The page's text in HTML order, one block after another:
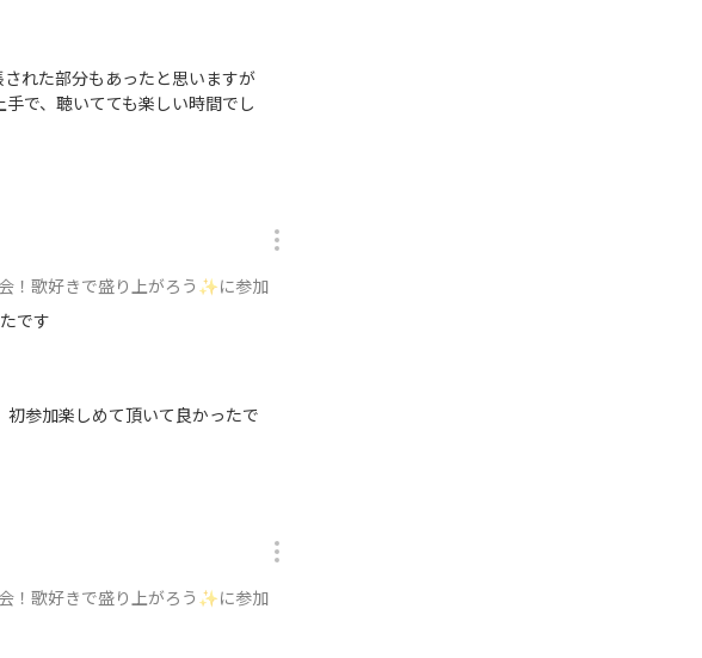
れた部分もあったと思いますが
で、聴いてても楽しい時間でし
！歌好きで盛り上がろう✨に参加
です
参加楽しめて頂いて良かったで
！歌好きで盛り上がろう✨に参加